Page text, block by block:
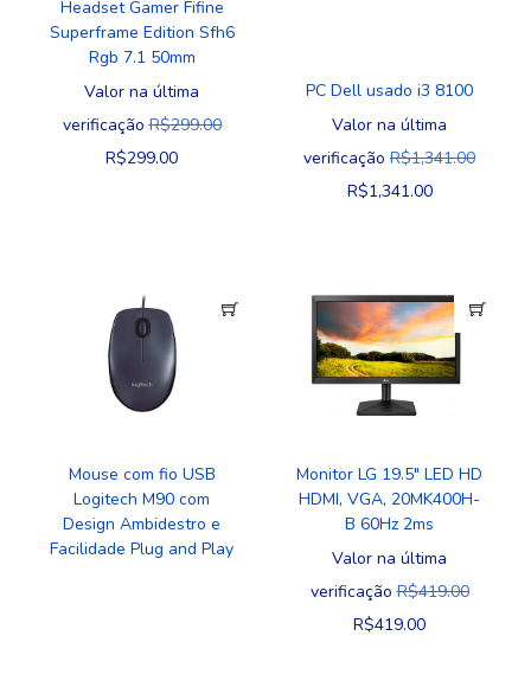
Headset Gamer Fifine
Superframe Edition Sfh6
Rgb 7.1 50mm
Valor na última
verificação R$299.00
R$299.00
PC Dell usado i3 8100
Valor na última
verificação R$1,341.00
R$1,341.00
Mouse com fio USB
Logitech M90 com
Design Ambidestro e
Facilidade Plug and Play
Monitor LG 19.5″ LED HD
HDMI, VGA, 20MK400H-
B 60Hz 2ms
Valor na última
verificação R$419.00
R$419.00